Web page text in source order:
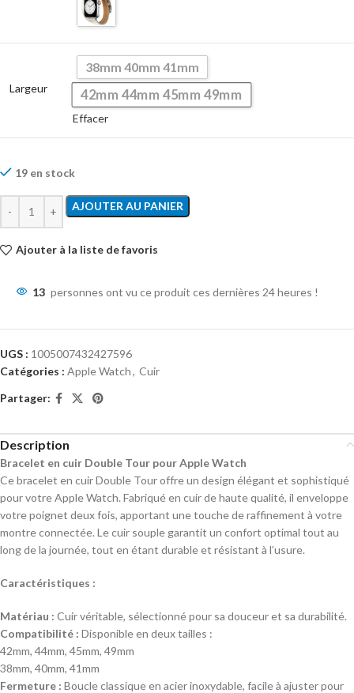
Largeur
38mm 40mm 41mm
42mm 44mm 45mm 49mm
Effacer
19 en stock
AJOUTER AU PANIER
Ajouter à la liste de favoris
13 personnes ont vu ce produit ces dernières 24 heures !
UGS : 1005007432427596
Catégories : Apple Watch, Cuir
Partager:
Description
Bracelet en cuir Double Tour pour Apple Watch
Ce bracelet en cuir Double Tour offre un design élégant et sophistiqué
pour votre Apple Watch. Fabriqué en cuir de haute qualité, il enveloppe
votre poignet deux fois, apportant une touche de raffinement à votre
montre connectée. Le cuir souple garantit un confort optimal tout au
long de la journée, tout en étant durable et résistant à l’usure.
Caractéristiques :
Matériau : Cuir véritable, sélectionné pour sa douceur et sa durabilité.
Compatibilité : Disponible en deux tailles :
42mm, 44mm, 45mm, 49mm
38mm, 40mm, 41mm
Fermeture : Boucle classique en acier inoxydable, facile à ajuster pour